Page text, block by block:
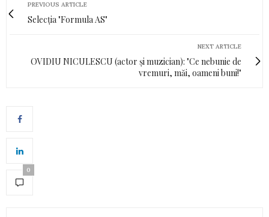
PREVIOUS ARTICLE
Selecția "Formula AS"
NEXT ARTICLE
OVIDIU NICULESCU (actor şi muzician): "Ce nebunie de
vremuri, măi, oameni buni!"
0